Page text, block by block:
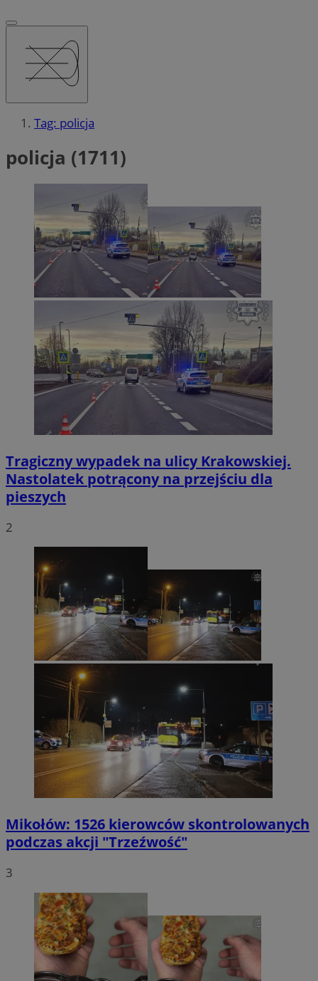
Tag: policja
policja (1711)
Tragiczny wypadek na ulicy Krakowskiej.
Nastolatek potrącony na przejściu dla
pieszych
2
Mikołów: 1526 kierowców skontrolowanych
podczas akcji "Trzeźwość"
3